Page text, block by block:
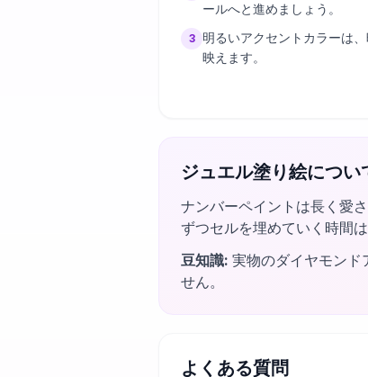
ールへと進めましょう。
3
明るいアクセントカラーは
映えます。
ジュエル塗り絵につい
ナンバーペイントは長く愛
ずつセルを埋めていく時間
豆知識: 実物のダイヤモンド
せん。
よくある質問